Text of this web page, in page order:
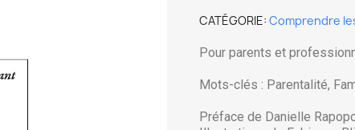
CATÉGORIE Comprendre
Pour parents et
Mots-clés : Parentalité,
Préface de Danielle